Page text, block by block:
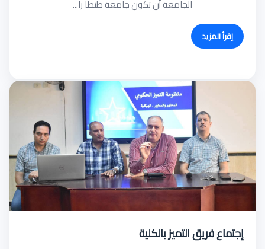
الجامعة أن تكون جامعة طنطا را...
إقرأ المزيد
إجتماع فريق التميز بالكلية